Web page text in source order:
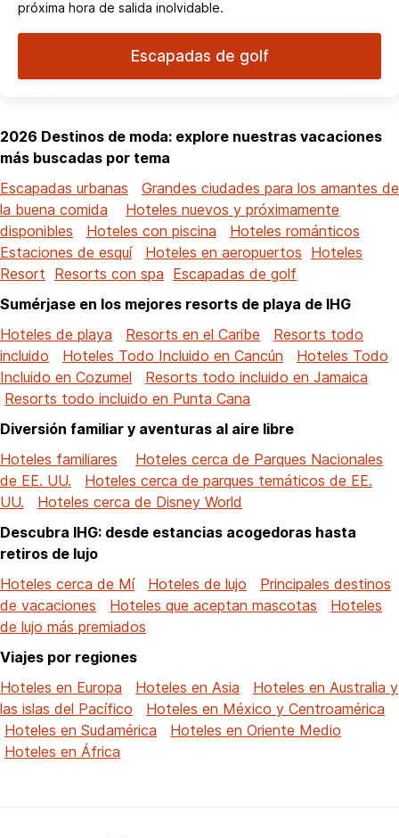
próxima hora de salida inolvidable.
Escapadas de golf
2026 Destinos de moda: explore nuestras vacaciones
más buscadas por tema
Escapadas urbanas
Grandes ciudades para los amantes de
la buena comida
Hoteles nuevos y próximamente
disponibles
Hoteles con piscina
Hoteles románticos
Estaciones de esquí
Hoteles en aeropuertos Hoteles
Resort Resorts con spa Escapadas de golf
Sumérjase en los mejores resorts de playa de IHG
Hoteles de playa
Resorts en el Caribe
Resorts todo
incluido
Hoteles Todo Incluido en Cancún
Hoteles Todo
Incluido en Cozumel
Resorts todo incluido en Jamaica
Resorts todo incluido en Punta Cana
Diversión familiar y aventuras al aire libre
Hoteles familiares
Hoteles cerca de Parques Nacionales
de EE. UU.
Hoteles cerca de parques temáticos de EE.
UU.
Hoteles cerca de Disney World
Descubra IHG: desde estancias acogedoras hasta
retiros de lujo
Hoteles cerca de Mí
Hoteles de lujo
Principales destinos
de vacaciones
Hoteles que aceptan mascotas
Hoteles
de lujo más premiados
Viajes por regiones
Hoteles en Europa
Hoteles en Asia
Hoteles en Australia y
las islas del Pacífico
Hoteles en México y Centroamérica
Hoteles en Sudamérica
Hoteles en Oriente Medio
Hoteles en África